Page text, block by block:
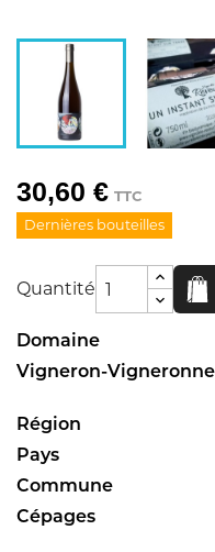
30,60 € TTC
Dernières bouteilles
Quantité
Domaine
Vigneron-Vigneronne
Région
Pays
Commune
Cépages